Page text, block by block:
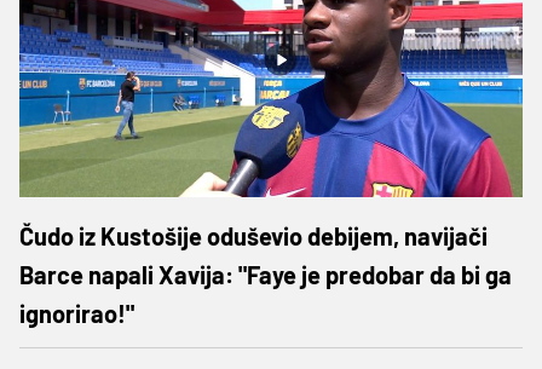
Čudo iz Kustošije oduševio debijem, navijači
Barce napali Xavija: "Faye je predobar da bi ga
ignorirao!"